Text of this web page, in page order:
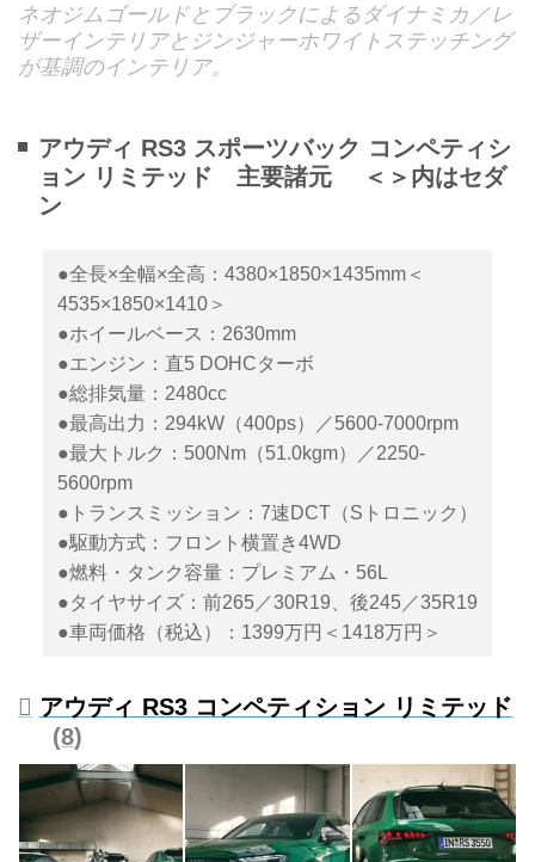
ネオジムゴールドとブラックによるダイナミカ／レ
ザーインテリアとジンジャーホワイトステッチング
が基調のインテリア。
アウディ RS3 スポーツバック コンペティシ
ョン リミテッド 主要諸元 ＜＞内はセダ
ン
●全長×全幅×全高：4380×1850×1435mm＜
4535×1850×1410＞
●ホイールベース：2630mm
●エンジン：直5 DOHCターボ
●総排気量：2480cc
●最高出力：294kW（400ps）／5600-7000rpm
●最大トルク：500Nm（51.0kgm）／2250-
5600rpm
●トランスミッション：7速DCT（Sトロニック）
●駆動方式：フロント横置き4WD
●燃料・タンク容量：プレミアム・56L
●タイヤサイズ：前265／30R19、後245／35R19
●車両価格（税込）：1399万円＜1418万円＞
アウディ RS3 コンペティション リミテッド
8